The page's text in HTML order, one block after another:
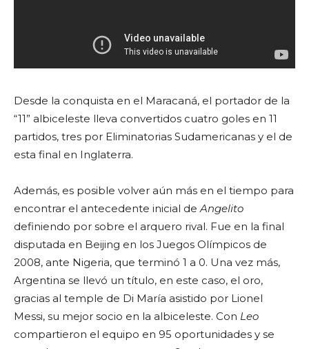
Desde la conquista en el Maracaná, el portador de la
“11” albiceleste lleva convertidos cuatro goles en 11
partidos, tres por Eliminatorias Sudamericanas y el de
esta final en Inglaterra.
Además, es posible volver aún más en el tiempo para
encontrar el antecedente inicial de Angelito
definiendo por sobre el arquero rival. Fue en la final
disputada en Beijing en los Juegos Olímpicos de
2008, ante Nigeria, que terminó 1 a 0. Una vez más,
Argentina se llevó un título, en este caso, el oro,
gracias al temple de Di María asistido por Lionel
Messi, su mejor socio en la albiceleste. Con Leo
compartieron el equipo en 95 oportunidades y se